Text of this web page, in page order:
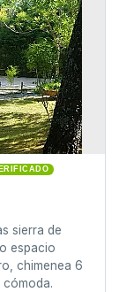
sierra de
espacio
chimenea 6